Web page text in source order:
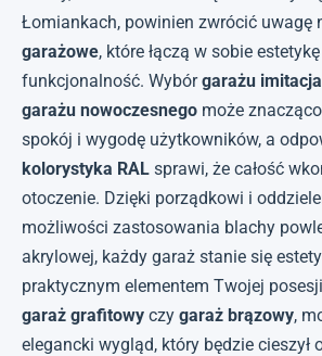
Łomiankach, powinien zwrócić uwagę
garażowe, które łączą w sobie
funkcjonalność. Wybórgarażu
garażu nowoczesnego może
spokój i wygodę użytkowników, a
kolorystyka RAL sprawi, że całość
otoczenie. Dzięki porządkowi i
możliwości zastosowania blachy
akrylowej, każdy garaż stanie się
praktycznym elementem Twojej
garaż grafitowy czy garaż brązowy,
elegancki wygląd, który będzie cieszył